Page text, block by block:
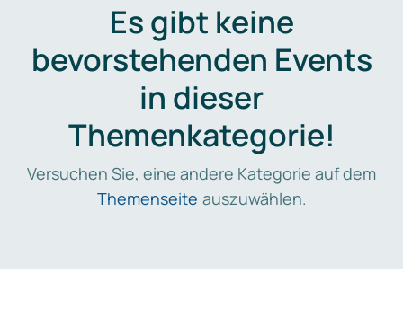
Es gibt keine
bevorstehenden Events
in dieser
Themenkategorie!
Versuchen Sie, eine andere Kategorie auf dem
Themenseite auszuwählen.